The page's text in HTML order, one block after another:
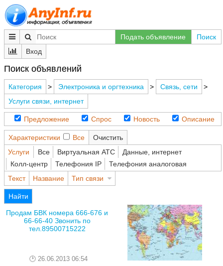
Подать объявление
Поиск
Вход
Поиск объявлений
Категория > Электроника и оргтехника > Связь, сети
>
Услуги связи, интернет
Предложение Спрос Новость Описание
Характеристики Все
Очистить
Услуги
Все Виртуальная АТС
Данные, интернет
Колл-центр
Телефония IP
Телефония аналоговая
Текст
Название Тип связи
Найти
Продам БВК номера 666-676 и
66-66-40 Звонить по
тел.89500715222
26.06.2013 06:54